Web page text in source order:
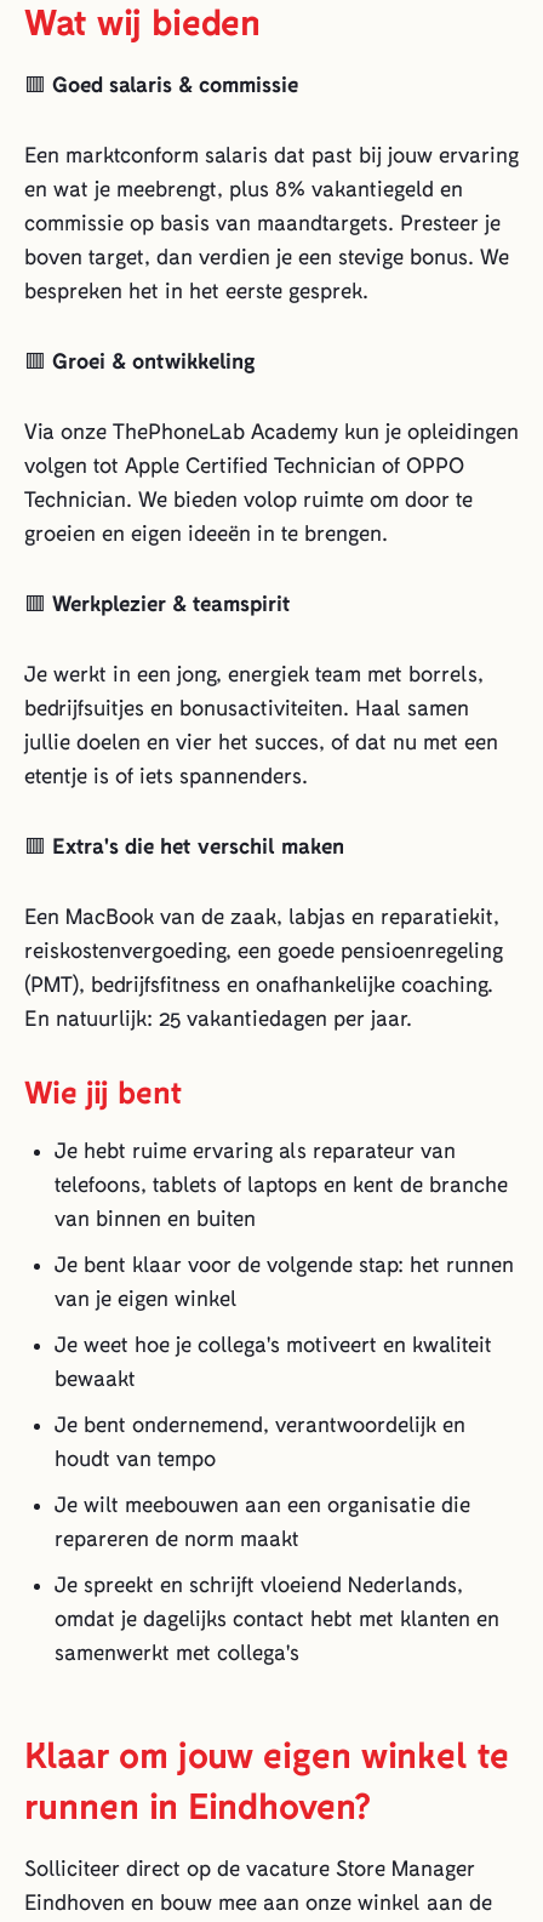
Wat wij bieden
🟥 Goed salaris & commissie
Een marktconform salaris dat past bij jouw ervaring
en wat je meebrengt, plus 8% vakantiegeld en
commissie op basis van maandtargets. Presteer je
boven target, dan verdien je een stevige bonus. We
bespreken het in het eerste gesprek.
🟥 Groei & ontwikkeling
Via onze ThePhoneLab Academy kun je opleidingen
volgen tot Apple Certified Technician of OPPO
Technician. We bieden volop ruimte om door te
groeien en eigen ideeën in te brengen.
🟥 Werkplezier & teamspirit
Je werkt in een jong, energiek team met borrels,
bedrijfsuitjes en bonusactiviteiten. Haal samen
jullie doelen en vier het succes, of dat nu met een
etentje is of iets spannenders.
🟥 Extra's die het verschil maken
Een MacBook van de zaak, labjas en reparatiekit,
reiskostenvergoeding, een goede pensioenregeling
(PMT), bedrijfsfitness en onafhankelijke coaching.
En natuurlijk: 25 vakantiedagen per jaar.
Wie jij bent
Je hebt ruime ervaring als reparateur van
telefoons, tablets of laptops en kent de branche
van binnen en buiten
Je bent klaar voor de volgende stap: het runnen
van je eigen winkel
Je weet hoe je collega's motiveert en kwaliteit
bewaakt
Je bent ondernemend, verantwoordelijk en
houdt van tempo
Je wilt meebouwen aan een organisatie die
repareren de norm maakt
Je spreekt en schrijft vloeiend Nederlands,
omdat je dagelijks contact hebt met klanten en
samenwerkt met collega's
Klaar om jouw eigen winkel te
runnen in Eindhoven?
Solliciteer direct op de vacature Store Manager
Eindhoven en bouw mee aan onze winkel aan de